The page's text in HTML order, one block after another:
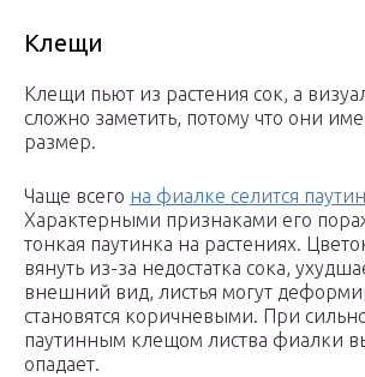
Клещи
Клещи пьют из растения сок, а
сложно заметить, потому что они
размер.
Чаще всего на фиалке селится
Характерными признаками его
тонкая паутинка на растениях.
вянуть из-за недостатка сока,
внешний вид, листья могут
становятся коричневыми. При
паутинным клещом листва фиалки
опадает.